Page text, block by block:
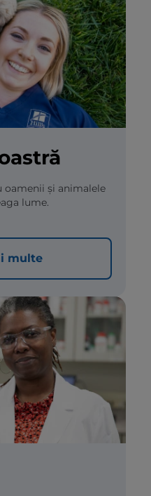
oamenii și animalele
lume.
multe